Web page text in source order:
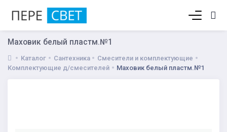
Маховик белый пластм.№1
Каталог Сантехника
Смесители и комплектующие
Комплектующие д/смесителей
Маховик белый пластм.№1